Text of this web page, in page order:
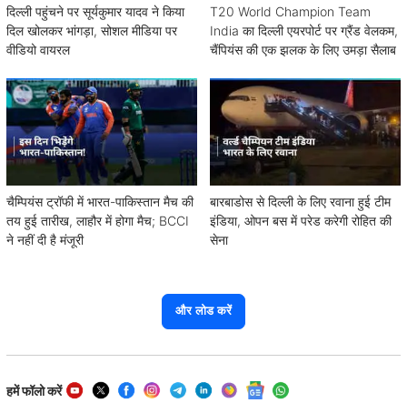
दिल्ली पहुंचने पर सूर्यकुमार यादव ने किया
दिल खोलकर भांगड़ा, सोशल मीडिया पर
वीडियो वायरल
T20 World Champion Team
India का दिल्ली एयरपोर्ट पर ग्रैंड वेलकम,
चैंपियंस की एक झलक के लिए उमड़ा सैलाब
चैम्पियंस ट्रॉफी में भारत-पाकिस्तान मैच की
तय हुई तारीख, लाहौर में होगा मैच; BCCI
ने नहीं दी है मंजूरी
बारबाडोस से दिल्ली के लिए रवाना हुई टीम
इंडिया, ओपन बस में परेड करेगी रोहित की
सेना
और लोड करें
हमें फॉलो करें